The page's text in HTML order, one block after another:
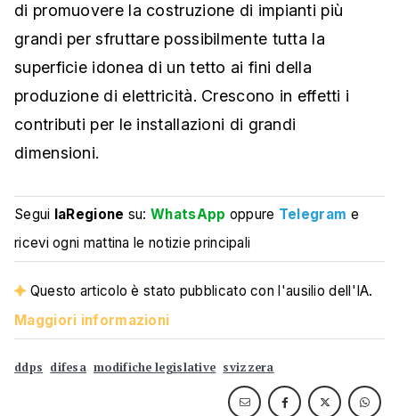
di promuovere la costruzione di impianti più
grandi per sfruttare possibilmente tutta la
superficie idonea di un tetto ai fini della
produzione di elettricità. Crescono in effetti i
contributi per le installazioni di grandi
dimensioni.
Segui laRegione su:WhatsApp oppure Telegram e
ricevi ogni mattina le notizie principali
Questo articolo è stato pubblicato con l'ausilio dell'IA.
Maggiori informazioni
ddps difesa modifiche legislative svizzera